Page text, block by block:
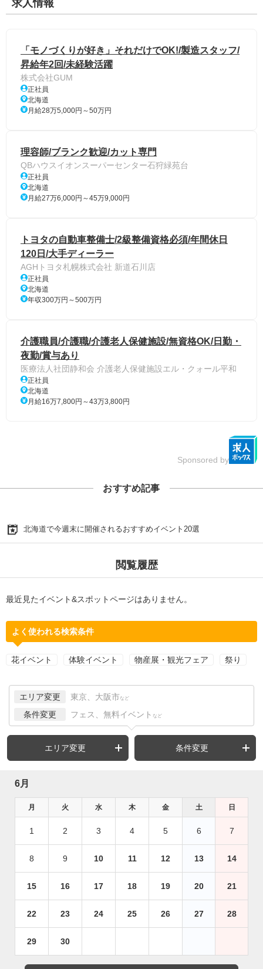
求人情報
「モノづくりが好き」それだけでOK!/製造スタッフ/
昇給年2回/未経験活躍
株式会社GUM
正社員
北海道
月給28万5,000円～50万円
理容師/ブランク歓迎/カット専門
QBハウスイオンスーパーセンター石狩緑苑台
正社員
北海道
月給27万6,000円～45万9,000円
トヨタの自動車整備士/2級整備資格必須/年間休日
120日/大手ディーラー
AGHトヨタ札幌株式会社 新道石川店
正社員
北海道
年収300万円～500万円
介護職員/介護職/介護老人保健施設/無資格OK/日勤・
夜勤/賞与あり
医療法人社団静和会 介護老人保健施設エル・クォール平和
正社員
北海道
月給16万7,800円～43万3,800円
Sponsored by
おすすめ記事
北海道で今週末に開催されるおすすめイベント20選
閲覧履歴
最近見たイベント&スポットページはありません。
よく使われる検索条件
花イベント 体験イベント 物産展・観光フェア 祭り
エリア変更 東京、大阪市 など
条件変更 フェス、無料イベント など
エリア変更 条件変更
6月
月 火 水 木 金 土 日
1 2 3 4 5 6 7
8 9 10 11 12 13 14
15 16 17 18 19 20 21
22 23 24 25 26 27 28
29 30